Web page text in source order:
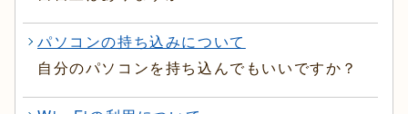
パソコンの持ち込みについて
自分のパソコンを持ち込んでもいいですか？